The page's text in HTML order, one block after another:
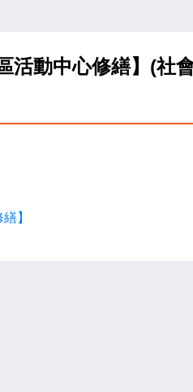
活動中心修繕】(社
】